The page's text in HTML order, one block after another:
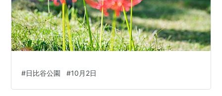
#日比谷公園 #10月2日